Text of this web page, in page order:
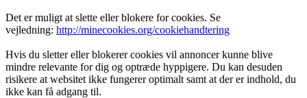
Det er muligt at slette eller blokere for cookies. Se
vejledning: http://minecookies.org/cookiehandtering
Hvis du sletter eller blokerer cookies vil annoncer kunne blive
mindre relevante for dig og optræde hyppigere. Du kan desuden
risikere at websitet ikke fungerer optimalt samt at der er indhold, du
ikke kan få adgang til.